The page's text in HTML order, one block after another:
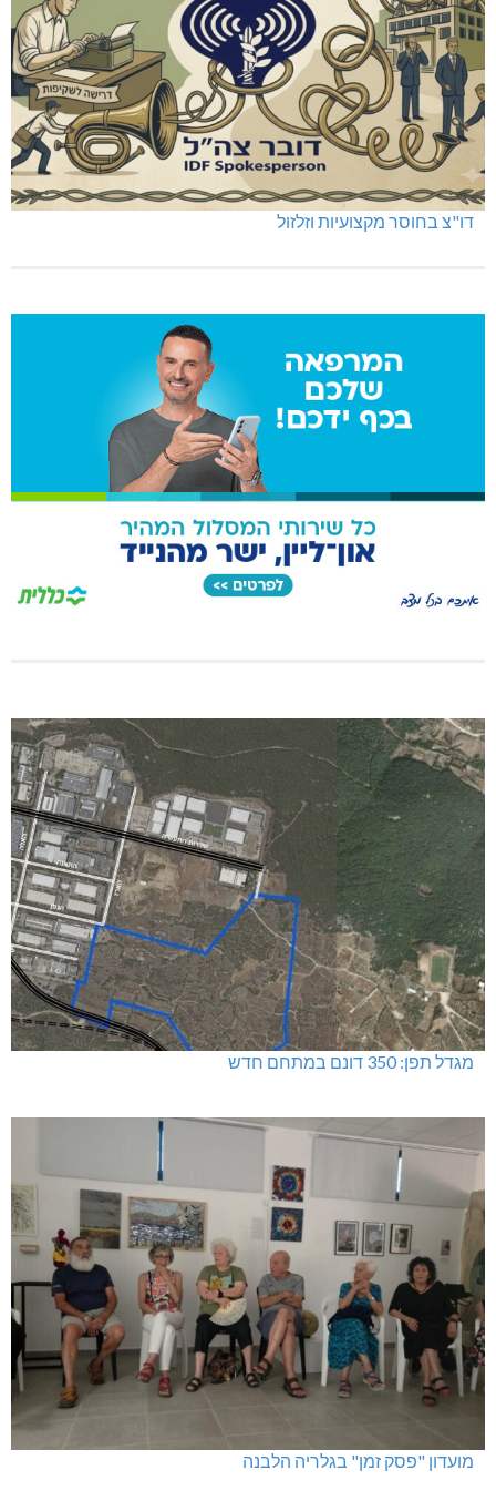
דו"צ בחוסר מקצועיות וזלזול
מגדל תפן: 350 דונם במתחם חדש
מועדון "פסק זמן" בגלריה הלבנה